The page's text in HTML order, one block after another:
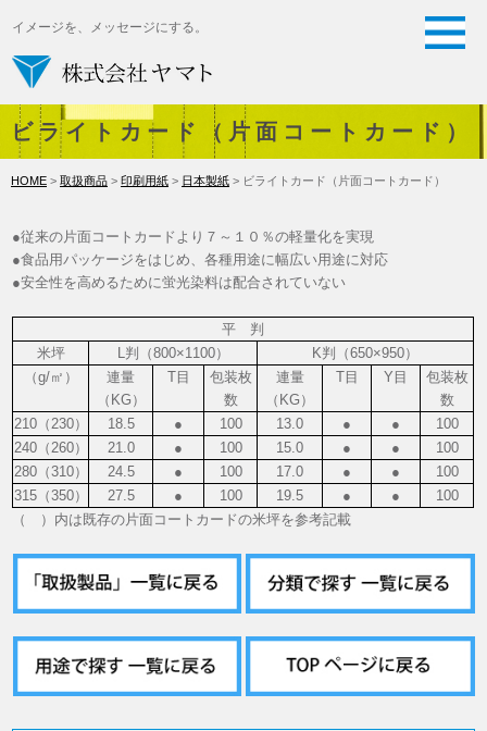
イメージを、メッセージにする。
ビライトカード（片面コートカード）
HOME > 取扱商品 > 印刷用紙 > 日本製紙 > ビライトカード（片面コートカード）
●従来の片面コートカードより７～１０％の軽量化を実現
●食品用パッケージをはじめ、各種用途に幅広い用途に対応
●安全性を高めるために蛍光染料は配合されていない
平 判
米坪
L判（800×1100）
K判（650×950）
（g/㎡）
連量
（KG）
T目
包装枚
数
連量
（KG）
T目 Y目
包装枚
数
210（230）
18.5 ● 100 13.0 ● ●
100
240（260）
21.0 ● 100 15.0 ● ●
100
280（310）
24.5 ● 100 17.0 ● ●
100
315（350）
27.5 ● 100 19.5 ● ●
100
（ ）内は既存の片面コートカードの米坪を参考記載